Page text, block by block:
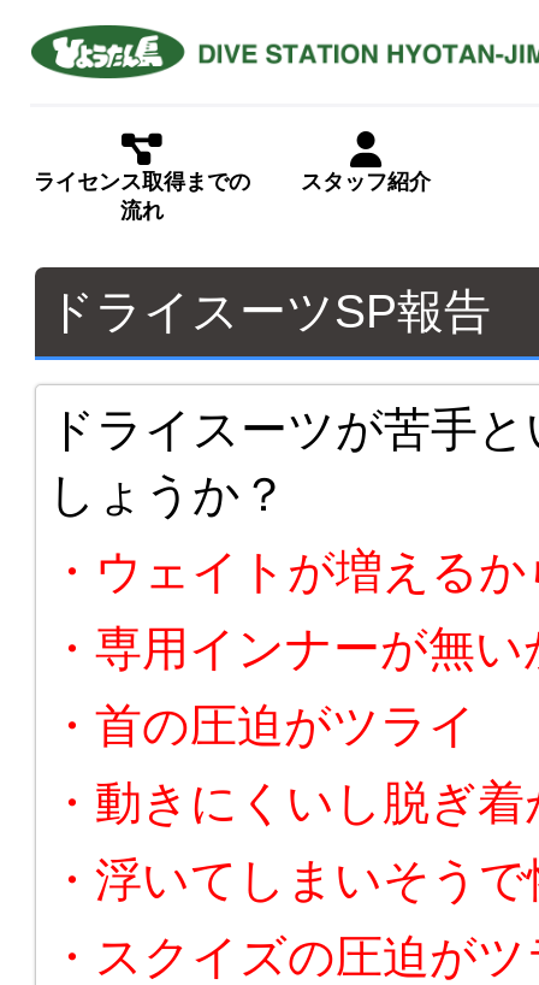
ライセンス取得までの
流れ
スタッフ紹介
ドライスーツSP報告
ドライスーツが苦手
しょうか？
・ウェイトが増える
・専用インナーが無
・首の圧迫がツライ
・動きにくいし脱ぎ
・浮いてしまいそう
・スクイズの圧迫が